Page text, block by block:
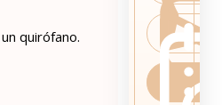
quirófano.